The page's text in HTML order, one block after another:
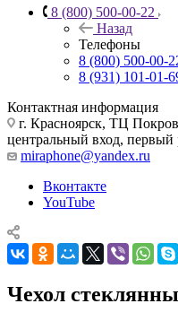
8 (800) 500-00-22
Назад
Телефоны
8 (800) 500-00-
8 (931) 101-01-
Контактная информация
г. Красноярск, ТЦ
центральный вход, первый
miraphone@yandex.ru
Вконтакте
YouTube
Чехол